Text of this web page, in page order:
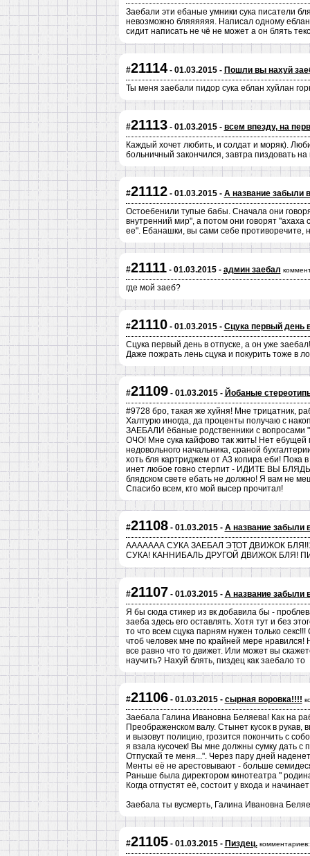
Заебали эти ебаные умники сука писатели
невозможно бляяяяяя. Написал одному
сидит написать не чё не может а он блять
#21114- 01.03.2015 - Пошли вы нахуй
Ты меня заебали пидор сука еблан хуйлан
#21113- 01.03.2015 - всем впезду, на
Каждый хочет любить, и солдат и моряк).
больничный закончился, завтра пиздовать на
#21112- 01.03.2015 - А название забыли
Остоебенили тупые бабы. Сначала они
внутренний мир", а потом они говорят "ахаха
ее". Ебанашки, вы сами себе
#21111- 01.03.2015 - админ заебал
где мой заеб?
#21110- 01.03.2015 - Сцука первый день
Сцука первый день в отпуске, а он уже
Даже пожрать лень сцука и покурить тоже в
#21109- 01.03.2015 - Йобаные
#9728 бро, такая же хуйня! Мне трицатник,
Халтурю иногда, да проценты получаю с
ЗАЕБАЛИ ёбаные родственники с вопросами
ОЧО! Мне сука кайфово так жить! Нет ебущей
недовольного начальника, сраной
хоть бля картриджем от А3 копира еби! Пока
инет любое говно стерпит - ИДИТЕ ВЫ БЛЯДЬ
блядском свете ебать не должно! Я вам не
Спасибо всем, кто мой высер прочитал!
#21108- 01.03.2015 - А название забыли
ААААААА СУКА ЗАЕБАЛ ЭТОТ ДВИЖОК
СУКА! КАННИБАЛЬ ДРУГОЙ ДВИЖОК БЛЯ!
#21107 - 01.03.2015 - А название забыли
Я бы сюда стикер из вк добавила бы -
заеба здесь его оставлять. Хотя тут и без
то что всем сцука парням нужен только
чтоб человек мне по крайней мере нравился!
все равно что то движет. Или может вы
научить? Нахуй блять, пиздец как заебало то
#21106- 01.03.2015 - сырная воровка!!!!
Заебала Галина Ивановна Беляева! Как на
Преображенском валу. Стынет кусок в рукав,
и вызовут полицию, грозится покончить с
я взала кусочек! Вы мне должны сумку дать с
Отпускай те меня...". Через пару дней
Менты её не арестовывают - больше
Раньше была директором кинотеатра "
Когда отпустят её, состоит у входа и
Заебала ты вусмерть, Галина Ивановна
#21105- 01.03.2015 - Пиздец. комментариев: